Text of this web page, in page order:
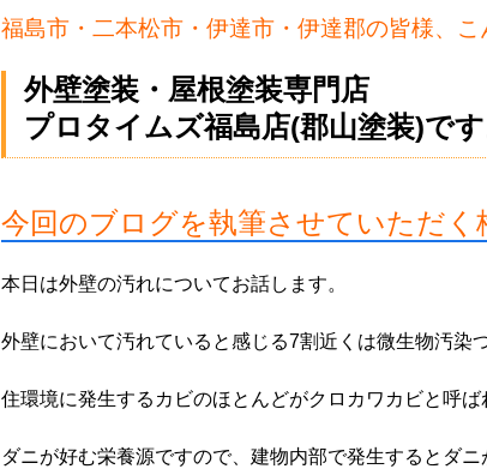
福島市・二本松市・伊達市・伊達郡の皆様、こ
外壁塗装・屋根塗装専門店
プロタイムズ福島店(郡山塗装)です
今回のブログを執筆させていただく
本日は外壁の汚れについてお話します。
外壁において汚れていると感じる7割近くは微生物汚染
住環境に発生するカビのほとんどがクロカワカビと呼ば
ダニが好む栄養源ですので、建物内部で発生するとダニ